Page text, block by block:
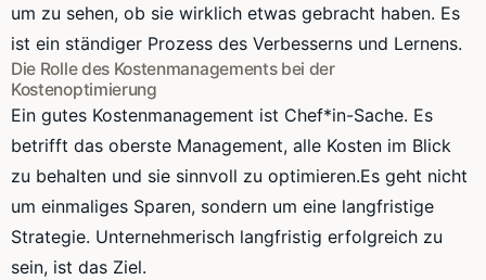
um zu sehen, ob sie wirklich etwas gebracht haben. Es
ist ein ständiger Prozess des Verbesserns und Lernens.
Die Rolle des Kostenmanagements bei der
Kostenoptimierung
Ein gutes Kostenmanagement ist Chef*in-Sache. Es
betrifft das oberste Management, alle Kosten im Blick
zu behalten und sie sinnvoll zu optimieren.Es geht nicht
um einmaliges Sparen, sondern um eine langfristige
Strategie. Unternehmerisch langfristig erfolgreich zu
sein, ist das Ziel.